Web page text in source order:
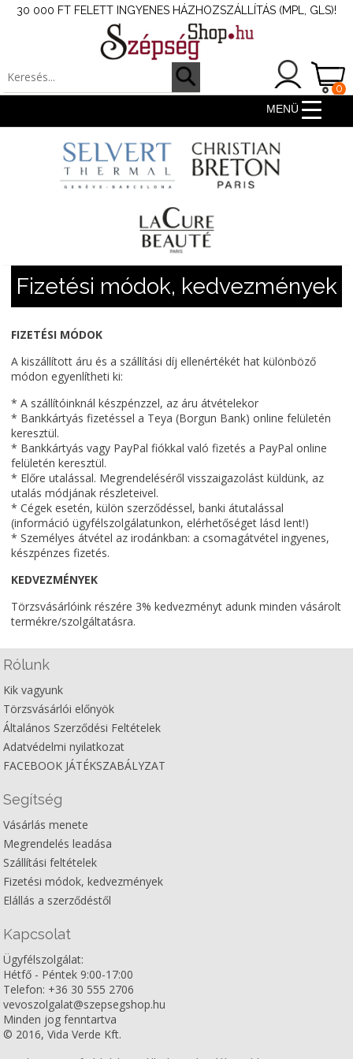
30 000 FT FELETT INGYENES HÁZHOZSZÁLLÍTÁS (MPL, GLS)!
0
MENÜ
Fizetési módok, kedvezmények
FIZETÉSI MÓDOK
A kiszállított áru és a szállítási díj ellenértékét hat különböző
módon egyenlítheti ki:
* A szállítóinknál készpénzzel, az áru átvételekor
* Bankkártyás fizetéssel a Teya (Borgun Bank) online felületén
keresztül.
* Bankkártyás vagy PayPal fiókkal való fizetés a PayPal online
felületén keresztül.
* Előre utalással. Megrendeléséről visszaigazolást küldünk, az
utalás módjának részleteivel.
* Cégek esetén, külön szerződéssel, banki átutalással
(információ ügyfélszolgálatunkon, elérhetőséget lásd lent!)
* Személyes átvétel az irodánkban: a csomagátvétel ingyenes,
készpénzes fizetés.
KEDVEZMÉNYEK
Törzsvásárlóink részére 3% kedvezményt adunk minden vásárolt
termékre/szolgáltatásra.
Rólunk
Kik vagyunk
Törzsvásárlói előnyök
Általános Szerződési Feltételek
Adatvédelmi nyilatkozat
FACEBOOK JÁTÉKSZABÁLYZAT
Segítség
Vásárlás menete
Megrendelés leadása
Szállítási feltételek
Fizetési módok, kedvezmények
Elállás a szerződéstől
Kapcsolat
Ügyfélszolgálat:
Hétfő - Péntek 9:00-17:00
Telefon: +36 30 555 2706
vevoszolgalat@szepsegshop.hu
Minden jog fenntartva
© 2016, Vida Verde Kft.